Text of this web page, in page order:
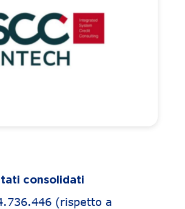
consolidati
(rispetto a